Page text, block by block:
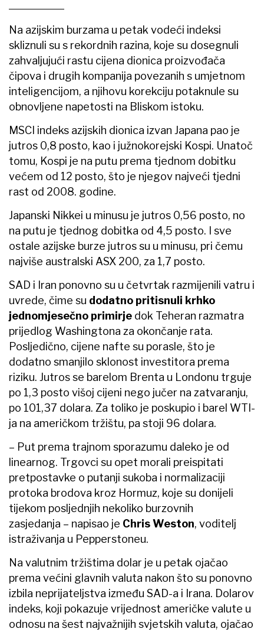
Na azijskim burzama u petak vodeći indeksi
skliznuli su s rekordnih razina, koje su dosegnuli
zahvaljujući rastu cijena dionica proizvođača
čipova i drugih kompanija povezanih s umjetnom
inteligencijom, a njihovu korekciju potaknule su
obnovljene napetosti na Bliskom istoku.
MSCI indeks azijskih dionica izvan Japana pao je
jutros 0,8 posto, kao i južnokorejski Kospi. Unatoč
tomu, Kospi je na putu prema tjednom dobitku
većem od 12 posto, što je njegov najveći tjedni
rast od 2008. godine.
Japanski Nikkei u minusu je jutros 0,56 posto, no
na putu je tjednog dobitka od 4,5 posto. I sve
ostale azijske burze jutros su u minusu, pri čemu
najviše australski ASX 200, za 1,7 posto.
SAD i Iran ponovno su u četvrtak razmijenili vatru i
uvrede, čime su dodatno pritisnuli krhko
jednomjesečno primirje dok Teheran razmatra
prijedlog Washingtona za okončanje rata.
Posljedično, cijene nafte su porasle, što je
dodatno smanjilo sklonost investitora prema
riziku. Jutros se barelom Brenta u Londonu trguje
po 1,3 posto višoj cijeni nego jučer na zatvaranju,
po 101,37 dolara. Za toliko je poskupio i barel WTI-
ja na američkom tržištu, pa stoji 96 dolara.
– Put prema trajnom sporazumu daleko je od
linearnog. Trgovci su opet morali preispitati
pretpostavke o putanji sukoba i normalizaciji
protoka brodova kroz Hormuz, koje su donijeli
tijekom posljednjih nekoliko burzovnih
zasjedanja – napisao je Chris Weston, voditelj
istraživanja u Pepperstoneu.
Na valutnim tržištima dolar je u petak ojačao
prema većini glavnih valuta nakon što su ponovno
izbila neprijateljstva između SAD-a i Irana. Dolarov
indeks, koji pokazuje vrijednost američke valute u
odnosu na šest najvažnijih svjetskih valuta, ojačao